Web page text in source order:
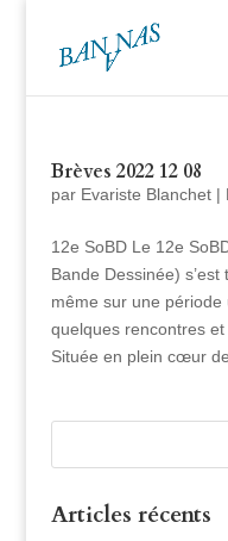
Brèves 2022 12 08
par Evariste Blanchet|
12e SoBD Le 12e
Bande Dessinée)
même sur une période
quelques rencontres
Située en plein cœur
Articles récents